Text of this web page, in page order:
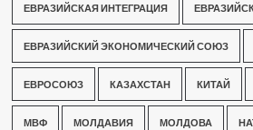
ЕВРАЗИЙСКАЯ ИНТЕГРАЦИЯ
ЕВРАЗИЙСКИЙ ЭКОНОМИЧЕСКИЙ СОЮЗ
ЕВРОСОЮЗ КАЗАХСТАН КИТАЙ
МВФ МОЛДАВИЯ МОЛДОВА